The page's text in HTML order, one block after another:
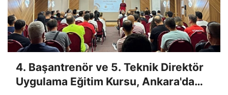
4. Başantrenör ve 5. Teknik Direktör
Uygulama Eğitim Kursu, Ankara'da